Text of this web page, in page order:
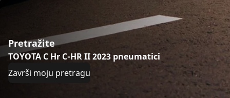
Pretražite
TOYOTA C Hr C-HR II 2023 pneumatici
Završi moju pretragu